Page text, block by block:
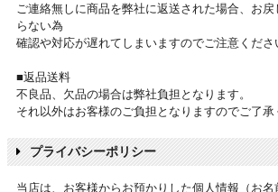
ご連絡無しに商品を弊社に返送された場合、お
らない為
確認や対応が遅れてしまいますのでご注意くださ
■返品送料
不良品、欠品の場合は弊社負担となります。
それ以外はお客様のご負担となりますのでご了承
プライバシーポリシー
当店は、お客様からお預かりした個人情報（お